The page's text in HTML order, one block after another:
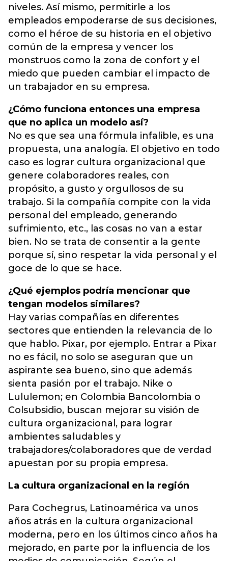
niveles. Así mismo, permitirle a los
empleados empoderarse de sus decisiones,
como el héroe de su historia en el objetivo
común de la empresa y vencer los
monstruos como la zona de confort y el
miedo que pueden cambiar el impacto de
un trabajador en su empresa.
¿Cómo funciona entonces una empresa
que no aplica un modelo así?
No es que sea una fórmula infalible, es una
propuesta, una analogía. El objetivo en todo
caso es lograr cultura organizacional que
genere colaboradores reales, con
propósito, a gusto y orgullosos de su
trabajo. Si la compañía compite con la vida
personal del empleado, generando
sufrimiento, etc., las cosas no van a estar
bien. No se trata de consentir a la gente
porque sí, sino respetar la vida personal y el
goce de lo que se hace.
¿Qué ejemplos podría mencionar que
tengan modelos similares?
Hay varias compañías en diferentes
sectores que entienden la relevancia de lo
que hablo. Pixar, por ejemplo. Entrar a Pixar
no es fácil, no solo se aseguran que un
aspirante sea bueno, sino que además
sienta pasión por el trabajo. Nike o
Lululemon; en Colombia Bancolombia o
Colsubsidio, buscan mejorar su visión de
cultura organizacional, para lograr
ambientes saludables y
trabajadores/colaboradores que de verdad
apuestan por su propia empresa.
La cultura organizacional en la región
Para Cochegrus, Latinoamérica va unos
años atrás en la cultura organizacional
moderna, pero en los últimos cinco años ha
mejorado, en parte por la influencia de los